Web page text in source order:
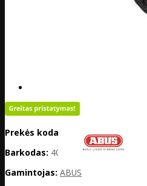
Prekės kodas:
LV12-72483
Barkodas: 4003318724831
Gamintojas: ABUS